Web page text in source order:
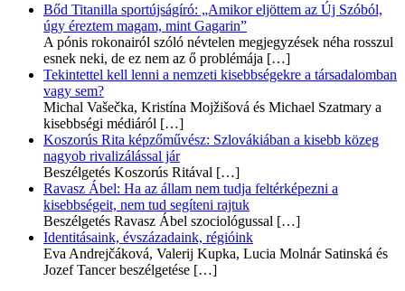
Bőd Titanilla sportújságíró: „Amikor eljöttem az Új Szóból,
úgy éreztem magam, mint Gagarin”
A pónis rokonairól szóló névtelen megjegyzések néha rosszul
esnek neki, de ez nem az ő problémája […]
Tekintettel kell lenni a nemzeti kisebbségekre a társadalomban
vagy sem?
Michal Vašečka, Kristína Mojžišová és Michael Szatmary a
kisebbségi médiáról […]
Koszorús Rita képzőművész: Szlovákiában a kisebb közeg
nagyob rivalizálással jár
Beszélgetés Koszorús Ritával […]
Ravasz Ábel: Ha az állam nem tudja feltérképezni a
kisebbségeit, nem tud segíteni rajtuk
Beszélgetés Ravasz Ábel szociológussal […]
Identitásaink, évszázadaink, régióink
Eva Andrejčáková, Valerij Kupka, Lucia Molnár Satinská és
Jozef Tancer beszélgetése […]